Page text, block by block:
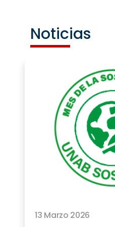
Noticias
13 Marzo 2026